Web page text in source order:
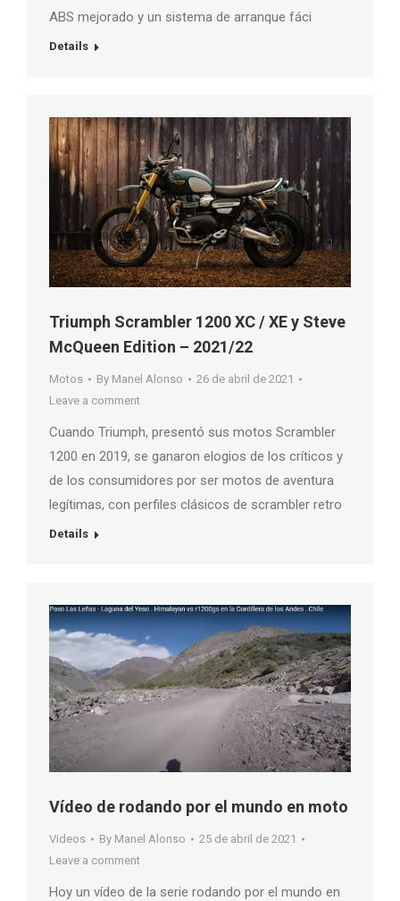
ABS mejorado y un sistema de arranque fáci
Details
Triumph Scrambler 1200 XC / XE y Steve
McQueen Edition – 2021/22
Motos By Manel Alonso
26 de abril de 2021
Leave a comment
Cuando Triumph, presentó sus motos Scrambler
1200 en 2019, se ganaron elogios de los críticos y
de los consumidores por ser motos de aventura
legítimas, con perfiles clásicos de scrambler retro
Details
Vídeo de rodando por el mundo en moto
Videos By Manel Alonso
25 de abril de 2021
Leave a comment
Hoy un vídeo de la serie rodando por el mundo en